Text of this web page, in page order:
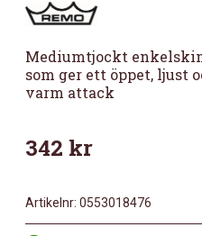
Mediumtjockt
som ger ett öppet, ljust
varm attack
342 kr
Artikelnr: 0553018476